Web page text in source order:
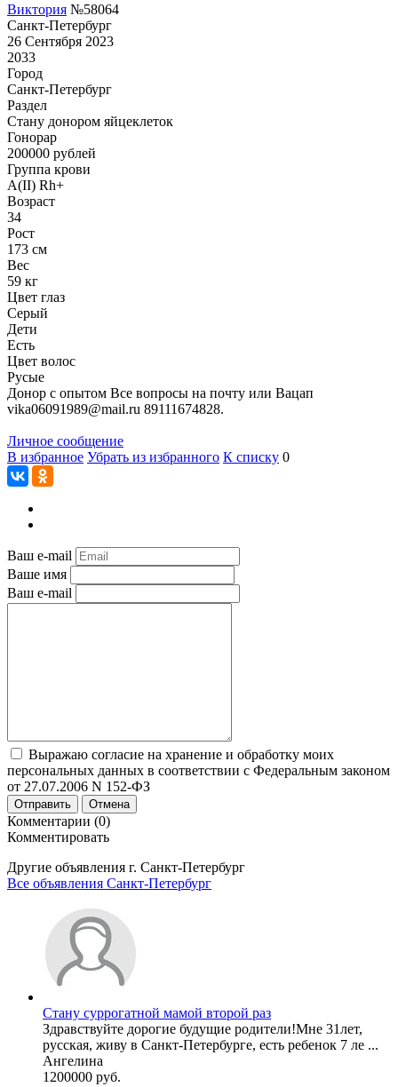
Виктория №58064
Санкт-Петербург
26 Сентября 2023
2033
Город
Санкт-Петербург
Раздел
Стану донором яйцеклеток
Гонoрар
200000 рублей
Группа крови
A(II) Rh+
Возраст
34
Рост
173 см
Вес
59 кг
Цвет глаз
Серый
Дети
Есть
Цвет волос
Русые
Донор с опытом Все вопросы на почту или Вацап
vika06091989@mail.ru 89111674828.
Личное сообщение
В избранное Убрать из избранного К списку 0
Ваш e-mail
Ваше имя
Ваш e-mail
Выражаю согласие на хранение и обработку моих
персональных данных в соответствии с Федеральным законом
от 27.07.2006 N 152-ФЗ
Отправить Отмена
Комментарии (0)
Комментировать
Другие объявления г. Санкт-Петербург
Все объявления Санкт-Петербург
Стану суррогатной мамой второй раз
Здравствуйте дорогие будущие родители!Мне 31лет,
русская, живу в Санкт-Петербурге, есть ребенок 7 ле ...
Ангелина
1200000 руб.